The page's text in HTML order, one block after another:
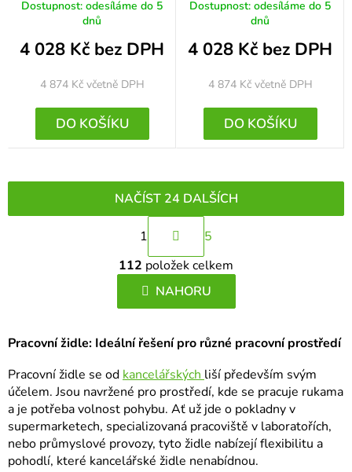
Dostupnost: odesíláme do 5
dnů
4 028 Kč bez DPH
4 874 Kč včetně DPH
DO KOŠÍKU
Dostupnost: odesíláme do 5
dnů
4 028 Kč bez DPH
4 874 Kč včetně DPH
DO KOŠÍKU
O
v
l
á
a
c
í
p
r
v
k
NAČÍST 24 DALŠÍCH
t
r
á
n
o
v
á
n
í
1
5
112 položek celkem
NAHORU
Pracovní židle: Ideální řešení pro různé pracovní prostředí
Pracovní židle se odkancelářskýchliší především svým
účelem. Jsou navržené pro prostředí, kde se pracuje rukama
a je potřeba volnost pohybu. Ať už jde o pokladny v
supermarketech, specializovaná pracoviště v laboratořích,
nebo průmyslové provozy, tyto židle nabízejí flexibilitu a
pohodlí, které kancelářské židle nenabídnou.